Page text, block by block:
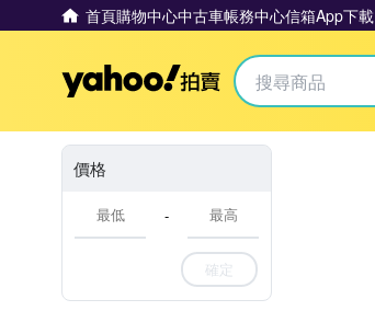
首頁購物中心中古車帳務中心信箱App下載
Yahoo拍賣
價格
-
確定